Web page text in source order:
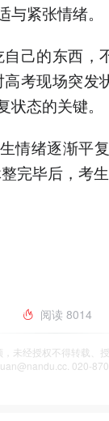
紧张情绪。
己的东西
考现场突
态的关键。
情绪逐渐平
完毕后，考
阅读 8014
，未经授权不得转载、
020-